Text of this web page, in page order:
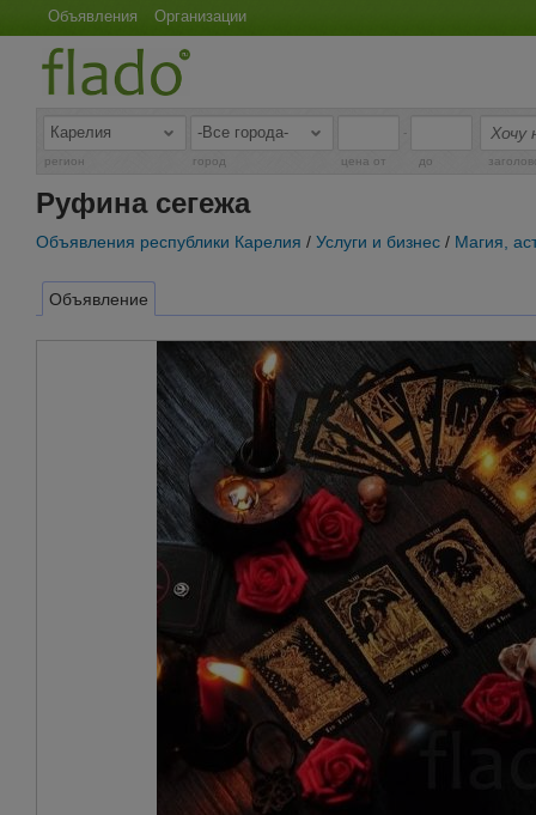
Объявления Организации
-
регион город цена от до
Руфина сегежа
Объявления республики Карелия / Услуги и бизнес / Магия,
Объявление